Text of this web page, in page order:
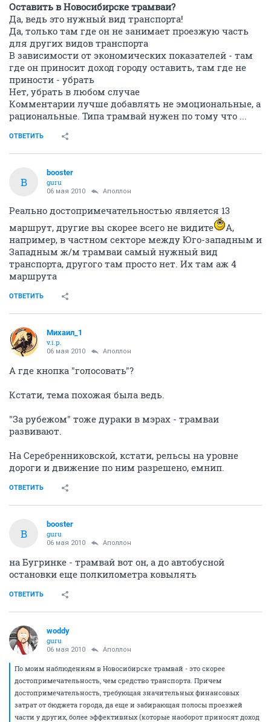
Оставить в Новосибирске трамваи?
Да, ведь это нужный вид транспорта!
Да, только там где он не занимает проезжую часть
для других видов транспорта
В зависимости от экономических показателей - там
где он приносит доход городу оставить, там где не
приности - убрать
Нет, убрать в любом случае
Комментарии лучше добавлять не эмоциональные, а
рациональные. Типа трамвай нужен по тому что ...
ОТВЕТИТЬ
B
bооster
guru
06 мая 2010 Аполлон
Реально достопримечательностью является 13
маршрут, другие вы скорее всего не видите
А,
например, в частном секторе между Юго-западным и
Западным ж/м трамваи самый нужный вид
транспорта, другого там просто нет. Их там аж 4
маршрута
ОТВЕТИТЬ
Михаил_1
v.i.p.
06 мая 2010 Аполлон
А где кнопка "голосовать"?
Кстати, тема похожая была ведь.
"За рубежом" тоже дураки в мэрах - трамваи
развивают.
На Серебренниковской, кстати, рельсы на уровне
дороги и движение по ним разрешено, емнип.
ОТВЕТИТЬ
B
bооster
guru
06 мая 2010 Аполлон
на Бугринке - трамвай вот он, а до автобусной
остановки еще полкилометра ковылять
ОТВЕТИТЬ
woddy
guru
06 мая 2010 Аполлон
По моим наблюдениям в Новосибирске трамвай - это скорее
достопримечательность, чем средство транспорта. Причем
достопримечательность, требующая значительных финансовых
затрат от бюджета города, да еще и забирающая полосы проезжей
части у других, более эффективных (которые наоборот приносят доход